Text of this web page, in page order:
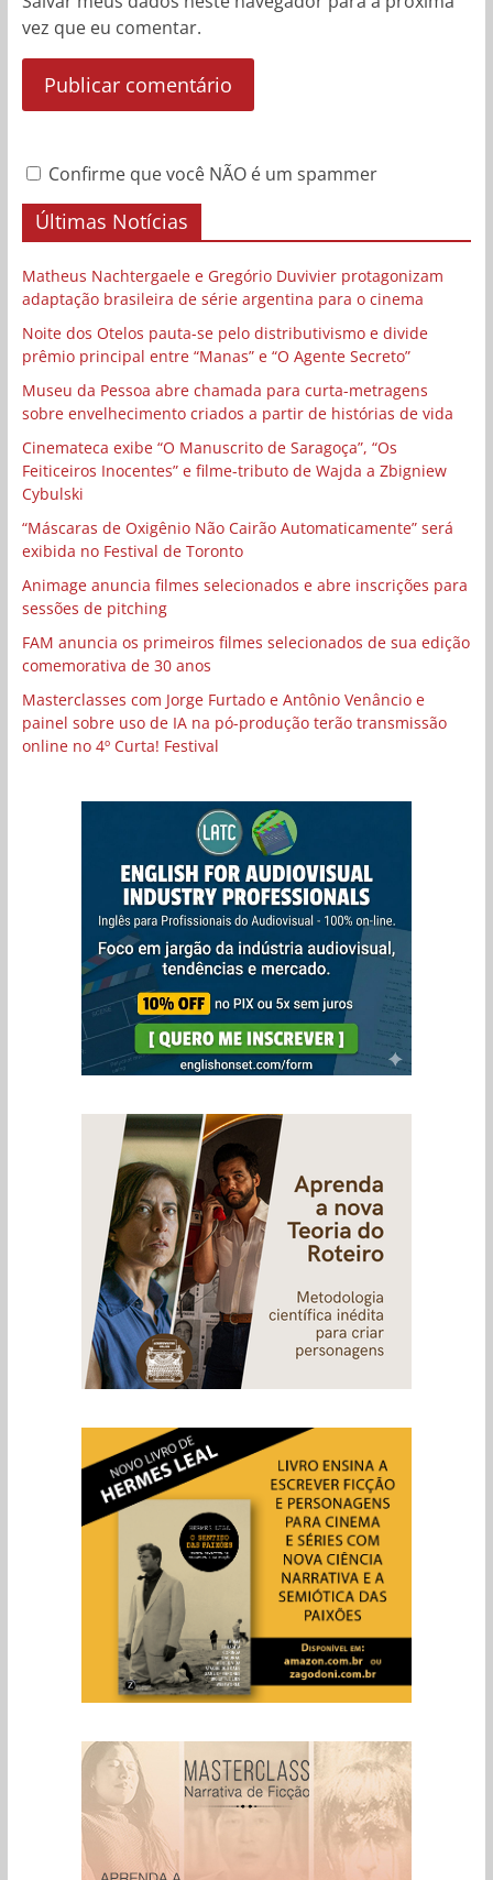
vez que eu comentar.
Confirme que você NÃO é um spammer
Últimas Notícias
Matheus Nachtergaele e Gregório Duvivier protagonizam
adaptação brasileira de série argentina para o cinema
Noite dos Otelos pauta-se pelo distributivismo e divide
prêmio principal entre “Manas” e “O Agente Secreto”
Museu da Pessoa abre chamada para curta-metragens
sobre envelhecimento criados a partir de histórias de vida
Cinemateca exibe “O Manuscrito de Saragoça”, “Os
Feiticeiros Inocentes” e filme-tributo de Wajda a Zbigniew
Cybulski
“Máscaras de Oxigênio Não Cairão Automaticamente” será
exibida no Festival de Toronto
Animage anuncia filmes selecionados e abre inscrições para
sessões de pitching
FAM anuncia os primeiros filmes selecionados de sua edição
comemorativa de 30 anos
Masterclasses com Jorge Furtado e Antônio Venâncio e
painel sobre uso de IA na pó-produção terão transmissão
online no 4º Curta! Festival